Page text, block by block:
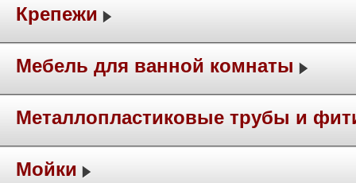
Крепежи
Мебель для ванной комнаты
Металлопластиковые трубы и
Мойки